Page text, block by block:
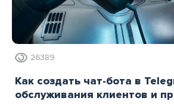
26389
Как создать чат-бота в
обслуживания клиентов и